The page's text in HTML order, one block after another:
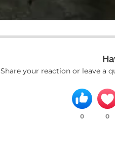
Share your reaction or leave a
0 0